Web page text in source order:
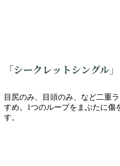
「シークレットシングル
目尻のみ、目頭のみ、など二重
すめ。1つのループをまぶたに傷
す。